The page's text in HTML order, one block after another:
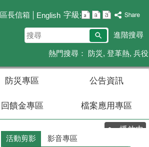
區長信箱 English 字級:
搜
尋
進階搜尋
熱門搜尋： 防災 登革熱 兵役
防災專區 公告資訊
回饋金專區 檔案應用專區
播放中
活動剪影 影音專區